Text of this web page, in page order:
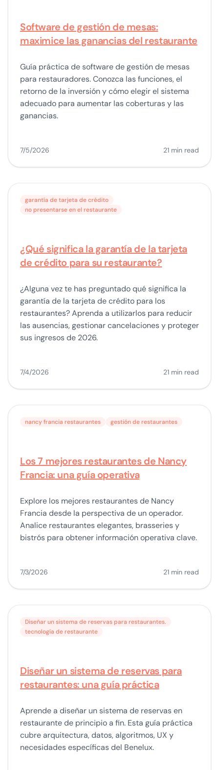
Software de gestión de mesas:
maximice las ganancias del restaurante
Guía práctica de software de gestión de mesas
para restauradores. Conozca las funciones, el
retorno de la inversión y cómo elegir el sistema
adecuado para aumentar las coberturas y las
ganancias.
7/5/2026 21 min read
garantía de tarjeta de crédito
no presentarse en el restaurante
¿Qué significa la garantía de la tarjeta
de crédito para su restaurante?
¿Alguna vez te has preguntado qué significa la
garantía de la tarjeta de crédito para los
restaurantes? Aprenda a utilizarlos para reducir
las ausencias, gestionar cancelaciones y proteger
sus ingresos de 2026.
7/4/2026 21 min read
nancy francia restaurantes gestión de restaurantes
Los 7 mejores restaurantes de Nancy
Francia: una guía operativa
Explore los mejores restaurantes de Nancy
Francia desde la perspectiva de un operador.
Analice restaurantes elegantes, brasseries y
bistrós para obtener información operativa clave.
7/3/2026 21 min read
Diseñar un sistema de reservas para restaurantes.
tecnología de restaurante
Diseñar un sistema de reservas para
restaurantes: una guía práctica
Aprende a diseñar un sistema de reservas en
restaurante de principio a fin. Esta guía práctica
cubre arquitectura, datos, algoritmos, UX y
necesidades específicas del Benelux.